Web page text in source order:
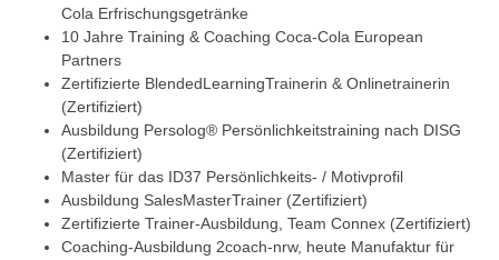
Cola Erfrischungsgetränke
10 Jahre Training & Coaching Coca-Cola European
Partners
Zertifizierte BlendedLearningTrainerin & Onlinetrainerin
(Zertifiziert)
Ausbildung Persolog® Persönlichkeitstraining nach DISG
(Zertifiziert)
Master für das ID37 Persönlichkeits- / Motivprofil
Ausbildung SalesMasterTrainer (Zertifiziert)
Zertifizierte Trainer-Ausbildung, Team Connex (Zertifiziert)
Coaching-Ausbildung 2coach-nrw, heute Manufaktur für